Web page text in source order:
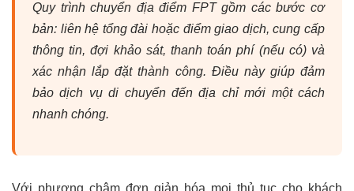
Quy trình chuyển địa điểm FPT gồm các bước cơ
bản: liên hệ tổng đài hoặc điểm giao dịch, cung cấp
thông tin, đợi khảo sát, thanh toán phí (nếu có) và
xác nhận lắp đặt thành công. Điều này giúp đảm
bảo dịch vụ di chuyển đến địa chỉ mới một cách
nhanh chóng.